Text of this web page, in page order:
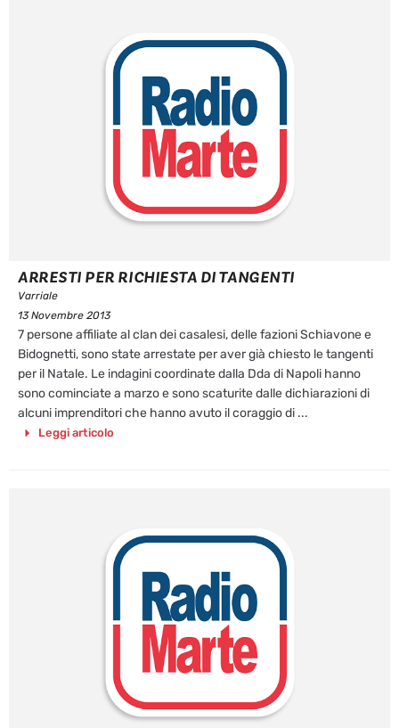
ARRESTI PER RICHIESTA DI TANGENTI
Varriale
13 Novembre 2013
7 persone affiliate al clan dei casalesi, delle fazioni Schiavone e
Bidognetti, sono state arrestate per aver già chiesto le tangenti
per il Natale. Le indagini coordinate dalla Dda di Napoli hanno
sono cominciate a marzo e sono scaturite dalle dichiarazioni di
alcuni imprenditori che hanno avuto il coraggio di ...
Leggi articolo